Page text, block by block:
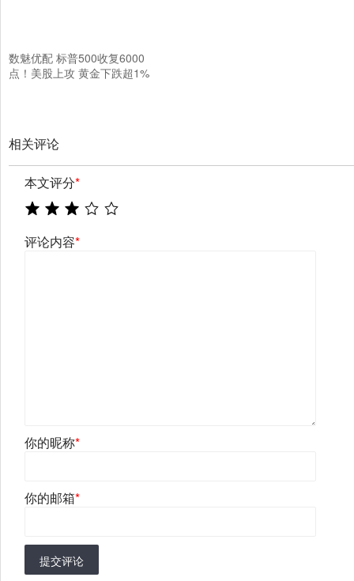
数魅优配 标普500收复6000
点！美股上攻 黄金下跌超1%
相关评论
本文评分*
评论内容*
你的昵称*
你的邮箱*
提交评论